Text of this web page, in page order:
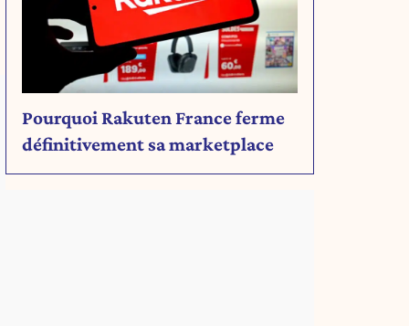
Pourquoi Rakuten France ferme
définitivement sa marketplace